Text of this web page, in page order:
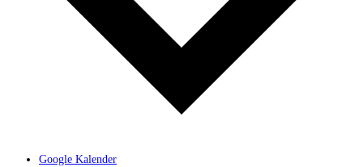
Google Kalender